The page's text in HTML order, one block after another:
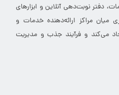
دفتر نوبت‌دهی آنلاین و ابزارهای
میان مراکز ارائه‌دهنده خدمات و
می‌کند و فرآیند جذب و مدیریت